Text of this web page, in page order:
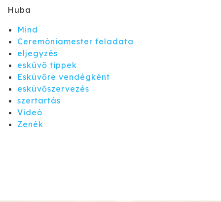
Huba
Mind
Ceremóniamester feladata
eljegyzés
esküvő tippek
Esküvőre vendégként
esküvőszervezés
szertartás
Videó
Zenék